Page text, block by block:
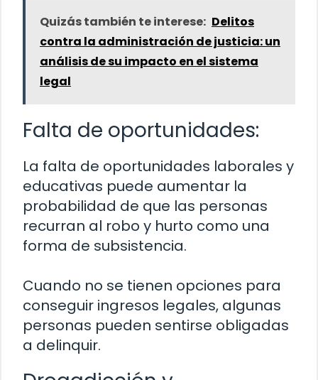
Quizás también te interese: Delitos
contra la administración de justicia: un
análisis de su impacto en el sistema
legal
Falta de oportunidades:
La falta de oportunidades laborales y
educativas puede aumentar la
probabilidad de que las personas
recurran al robo y hurto como una
forma de subsistencia.
Cuando no se tienen opciones para
conseguir ingresos legales, algunas
personas pueden sentirse obligadas
a delinquir.